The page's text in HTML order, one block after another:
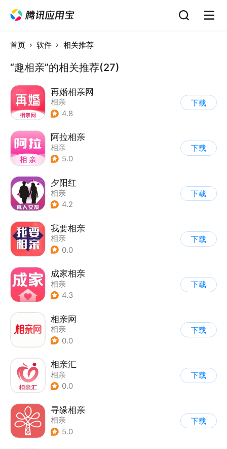
首页 软件 相关推荐
“趣相亲”的相关推荐(27)
再婚相亲网
相亲
4.8
下载
阿拉相亲
相亲
5.0
下载
夕阳红
相亲
4.2
下载
我要相亲
相亲
0.0
下载
成家相亲
相亲
4.3
下载
相亲网
相亲
0.0
下载
相亲汇
相亲
0.0
下载
寻缘相亲
相亲
5.0
下载